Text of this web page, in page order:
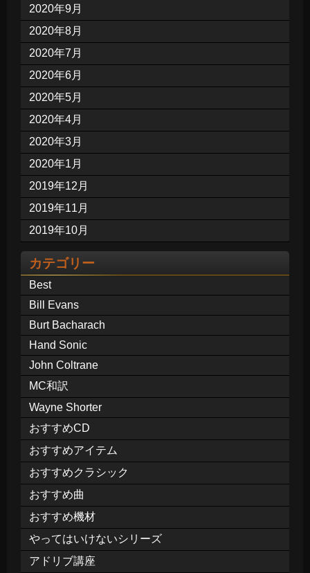
2020年9月
2020年8月
2020年7月
2020年6月
2020年5月
2020年4月
2020年3月
2020年1月
2019年12月
2019年11月
2019年10月
カテゴリー
Best
Bill Evans
Burt Bacharach
Hand Sonic
John Coltrane
MC和訳
Wayne Shorter
おすすめCD
おすすめアイテム
おすすめクラシック
おすすめ曲
おすすめ機材
やってはいけないシリーズ
アドリブ講座